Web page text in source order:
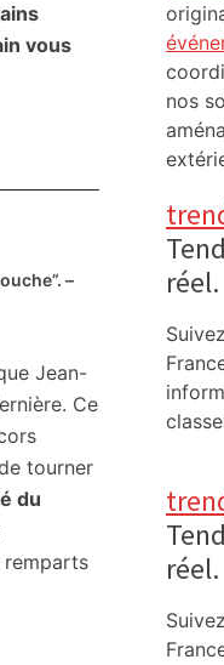
vous
–
Jean-
Ce
tourner
du
remparts
nos
réel.
réel.